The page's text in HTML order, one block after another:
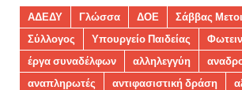
ΑΔΕΔΥ Γλώσσα ΔΟΕ
Σάββας
Σύλλογος
Υπουργείο Παιδείας
έργα συναδέλφων
αλληλεγγύη
αναπληρωτές
αντιφασιστική δράση